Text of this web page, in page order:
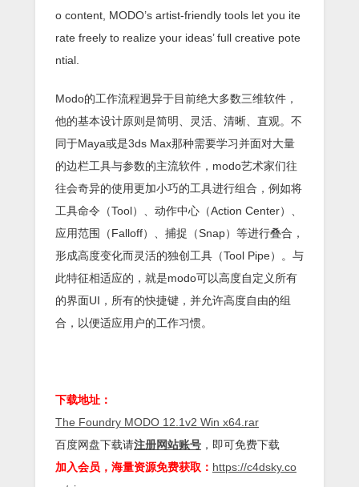
o content, MODO’s artist-friendly tools let you ite
rate freely to realize your ideas’ full creative pote
ntial.
Modo的工作流程迥异于目前绝大多数三维软件，
他的基本设计原则是简明、灵活、清晰、直观。不
同于Maya或是3ds Max那种需要学习并面对大量
的边栏工具与参数的主流软件，modo艺术家们往
往会奇异的使用更加小巧的工具进行组合，例如将
工具命令（Tool）、动作中心（Action Center）、
应用范围（Falloff）、捕捉（Snap）等进行叠合，
形成高度变化而灵活的独创工具（Tool Pipe）。与
此特征相适应的，就是modo可以高度自定义所有
的界面UI，所有的快捷键，并允许高度自由的组
合，以便适应用户的工作习惯。
下载地址：
The Foundry MODO 12.1v2 Win x64.rar
百度网盘下载请注册网站账号 ，即可免费下载
加入会员，海量资源免费获取： https://c4dsky.co